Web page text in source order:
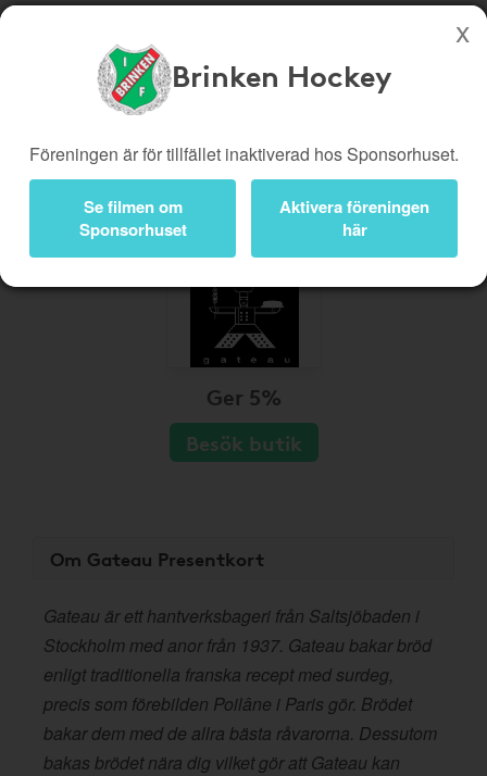
Köp genom denna sida stöttar Brinken Hockey
Presentkort
Kampanjer
Bli medlem
Logga in
Brinken Hockey
Föreningen är för tillfället inaktiverad hos Sponsorhuset.
Se filmen om
Sponsorhuset
Aktivera föreningen
här
Ger 5%
Besök butik
Om Gateau Presentkort
Gateau är ett hantverksbageri från Saltsjöbaden i
Stockholm med anor från 1937. Gateau bakar bröd
enligt traditionella franska recept med surdeg,
precis som förebilden Poilâne i Paris gör. Brödet
bakar dem med de allra bästa råvarorna. Dessutom
bakas brödet nära dig vilket gör att Gateau kan